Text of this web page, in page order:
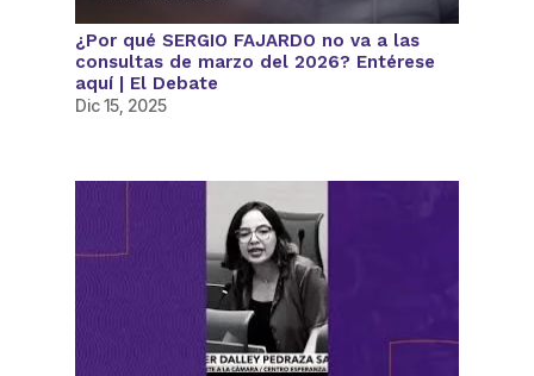
¿Por qué SERGIO FAJARDO no va a las
consultas de marzo del 2026? Entérese
aquí | El Debate
Dic 15, 2025